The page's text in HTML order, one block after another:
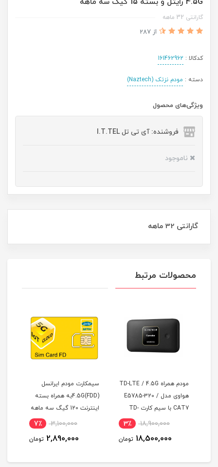
گارانتی 32 ماهه
از 287
کدکالا : 161462962
دسته : مودم نزتک (Naztech)
ویژگی‌های محصول
فروشنده: آی تی تل I.T.TEL
ناموجود
گارانتی 32 ماهه
محصولات مرتبط
مودم همراه TD-LTE / 4.5G
هواوی مدل E5785-320 /
CAT7 با سیم کارت TD-
LTE و اینترنت 50 گیگ یک18,900,000 3٪
18,500,000 تومان
سیمکارت مودم ایرانسل
4.5G(FDD)به همراه بسته
اینترنت 120 گیگ سه ماهه
(مخصوص مودم )
3,100,000 7٪
2,890,000 تومان